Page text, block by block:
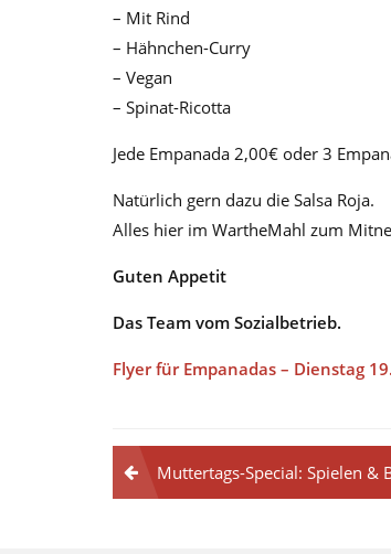
– Mit Rind
– Hähnchen-Curry
– Vegan
– Spinat-Ricotta
Jede Empanada 2,00€ oder 3
Natürlich gern dazu die Salsa Roja.
Alles hier im WartheMahl zum
Guten Appetit
Das Team vom Sozialbetrieb.
Flyer für Empanadas – Dienstag
Muttertags-Special: Spielen &